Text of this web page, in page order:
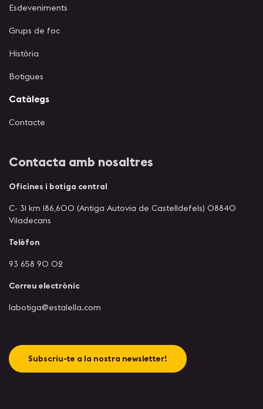
Esdeveniments
Grups de foc
Història
Botigues
Catàlegs
Contacte
Contacta amb nosaltres
Oficines i botiga central
C- 31 km 186,600 (Antiga Autovia de Castelldefels) 08840
Viladecans
Telèfon
93 658 90 02
Correu electrònic
labotiga@estalella.com
Subscriu-te a la nostra newsletter!